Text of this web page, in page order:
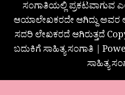
ಸಂಗಾತಿಯಲ್ಲಿ ಪ್ರಕಟವಾಗುವ
ಆಯಾಲೇಖಕರದೇ ಆಗಿದ್ದು
ಸದರಿ ಲೇಖಕರದೆ ಆಗಿರುತ್ತದೆ
ಬದುಕಿಗೆ ಸಾಹಿತ್ಯ ಸಂಗಾತಿ |
ಸಾಹಿತ್ಯ